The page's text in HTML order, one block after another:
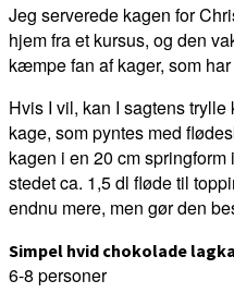
Jeg serverede kagen for
hjem fra et kursus, og den
kæmpe fan af kager, som
Hvis I vil, kan I sagtens
kage, som pyntes med
kagen i en 20 cm
stedet ca. 1,5 dl fløde til
endnu mere, men gør den
Simpel hvid chokolade
6-8 personer